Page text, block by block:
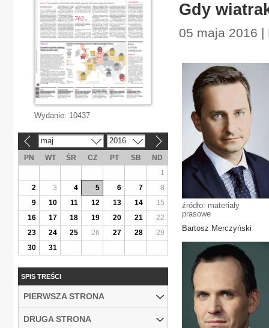
Gdy
05 maja 2016
źródło: materiały
prasowe
Bartosz Merczyński
Wydanie: 10437
maj 2016
PN WT ŚR CZ PT SB
ND
1
2
3 4 5 6 7
8
9
10 11 12 13 14
15
16
17 18 19 20 21
22
23
24 25 26 27 28
29
30
31
SPIS TREŚCI
PIERWSZA STRONA
DRUGA STRONA